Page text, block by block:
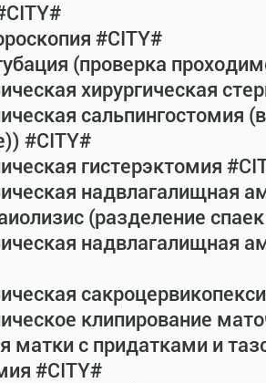
#CITY#
(проверка
хирургическая
сальпингостомия
#CITY#
гистерэктомия
надвлагалищная
(разделение
надвлагалищная
клипирование
матки с придатками и
#CITY#